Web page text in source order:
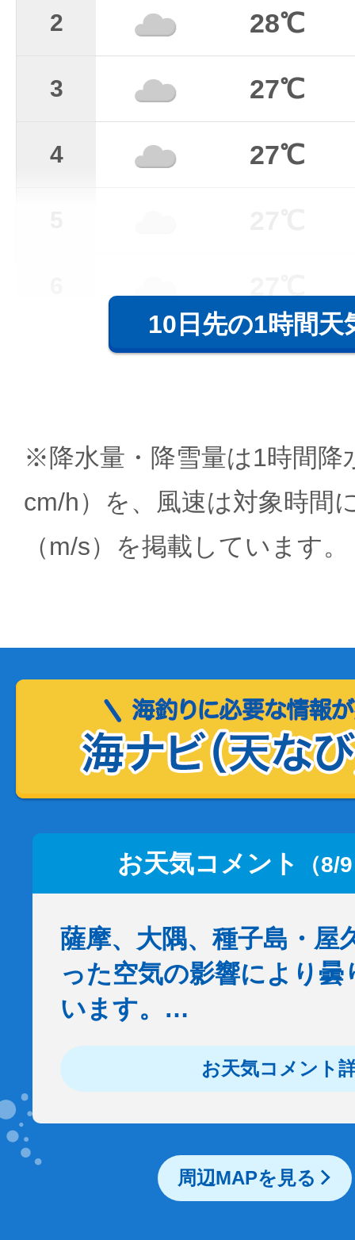
2 28℃
3 27℃
4 27℃
10日先の1時間天
※降水量・降雪量は1時間降
cm/h）を、風速は対象時間
（m/s）を掲載しています。
お天気コメント （8/
薩摩、大隅、種子島・屋
った空気の影響により
います。…
お天気コメント
周辺MAPを見る